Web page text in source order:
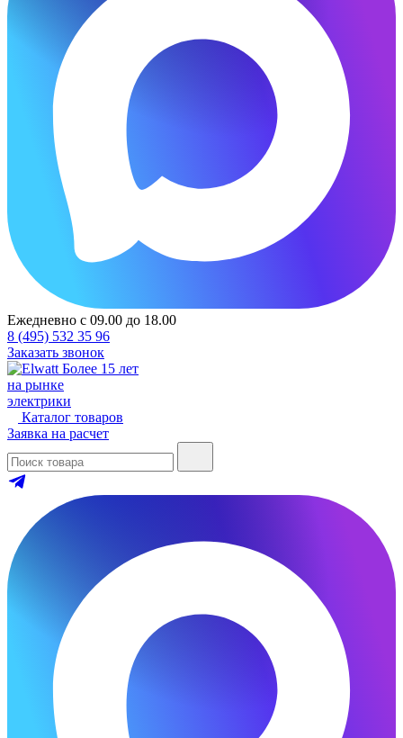
Ежедневно с 09.00 до 18.00
8 (495) 532 35 96
Заказать звонок
Более 15 лет
на рынке
электрики
Каталог товаров
Заявка на расчет